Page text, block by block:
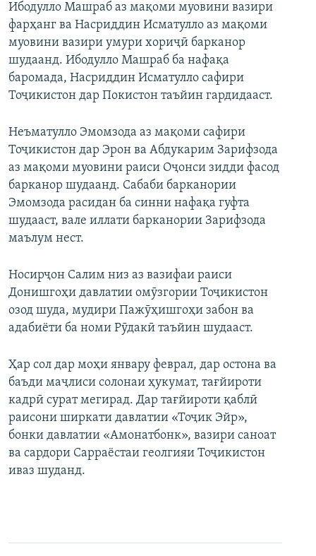
Ибодулло Машраб аз мақоми муовини вазири
фарҳанг ва Насриддин Исматулло аз мақоми
муовини вазири умури хориҷӣ барканор
шудаанд. Ибодулло Машраб ба нафақа
баромада, Насриддин Исматулло сафири
Тоҷикистон дар Покистон таъйин гардидааст.
Неъматулло Эмомзода аз мақоми сафири
Тоҷикистон дар Эрон ва Абдукарим Зарифзода
аз мақоми муовини раиси Оҷонси зидди фасод
барканор шудаанд. Сабаби барканории
Эмомзода расидан ба синни нафақа гуфта
шудааст, вале иллати барканории Зарифзода
маълум нест.
Носирҷон Салим низ аз вазифаи раиси
Донишгоҳи давлатии омӯзгории Тоҷикистон
озод шуда, мудири Пажӯҳишгоҳи забон ва
адабиёти ба номи Рӯдакӣ таъйин шудааст.
Ҳар сол дар моҳи январу феврал, дар остона ва
баъди маҷлиси солонаи ҳукумат, тағйироти
кадрӣ сурат мегирад. Дар тағйироти қаблӣ
раисони ширкати давлатии «Тоҷик Эйр»,
бонки давлатии «Амонатбонк», вазири саноат
ва сардори Сарраёстаи геолгияи Тоҷикистон
иваз шуданд.